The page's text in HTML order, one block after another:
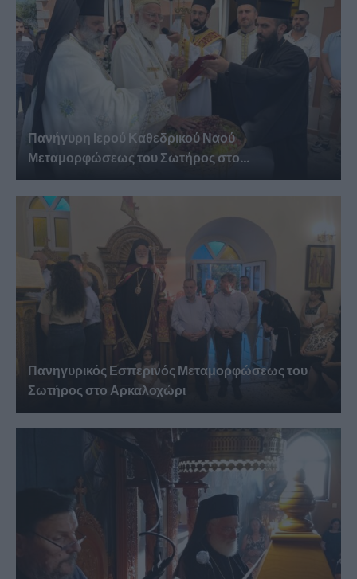
Πανήγυρη Ιερού Καθεδρικού Ναού
Μεταμορφώσεως του Σωτήρος στο...
Πανηγυρικός Εσπερινός Μεταμορφώσεως του
Σωτήρος στο Αρκαλοχώρι